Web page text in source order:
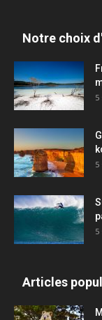
Notre choix
5
5
5
Articles